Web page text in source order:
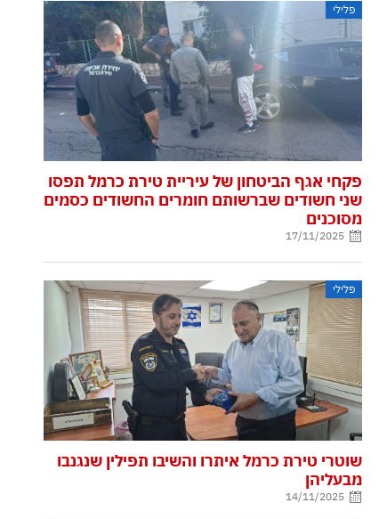
פלילי
פקחי אגף הביטחון של עיריית טירת כרמל תפסו
שני חשודים שברשותם חומרים החשודים כסמים
מסוכנים
17/11/2025
פלילי
שוטרי טירת כרמל איתרו והשיבו תפילין שנגנבו
מבעליהן
14/11/2025